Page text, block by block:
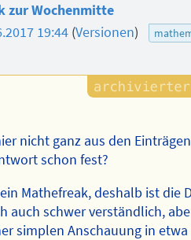
zur Wochenmitte
19:44 (Versionen)
nicht ganz aus den
schon fest?
Mathefreak, deshalb ist die
auch schwer verständlich,
simplen Anschauung in etwa